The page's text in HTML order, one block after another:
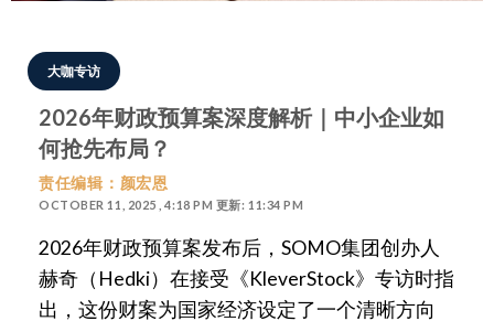
大咖专访
2026年财政预算案深度解析｜中小企业如
何抢先布局？
责任编辑：颜宏恩
OCTOBER 11, 2025 , 4:18 PM 更新: 11:34 PM
2026年财政预算案发布后，SOMO集团创办人
赫奇（Hedki）在接受《KleverStock》专访时指
出，这份财案为国家经济设定了一个清晰方向